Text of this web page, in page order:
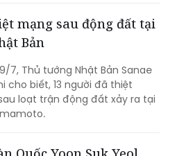
7, Thủ tướng Nhật Bản Sanae
cho biết, 13 người đã thiệt
loạt trận động đất xảy ra tại
Quốc Yoon Suk Yeol